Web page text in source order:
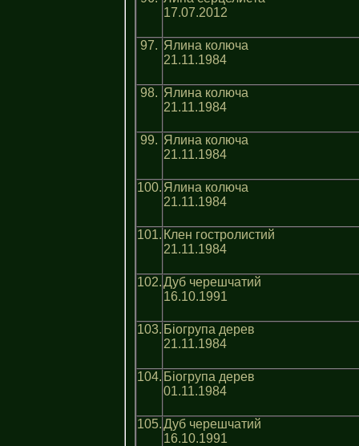
17.07.2012
97. Ялина колюча
21.11.1984
98. Ялина колюча
21.11.1984
99. Ялина колюча
21.11.1984
100. Ялина колюча
21.11.1984
101. Клен гостролистий
21.11.1984
102.Дуб черешчатий
16.10.1991
103. Біогрупа дерев
21.11.1984
104. Біогрупа дерев
01.11.1984
105.Дуб черешчатий
16.10.1991